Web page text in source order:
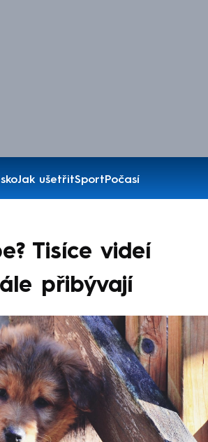
Jak ušetřitSportPočasí
Tisíce videí
přibývají